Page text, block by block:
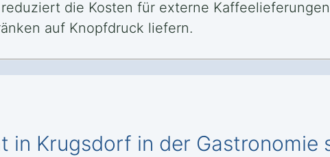
die Kosten für externe
auf Knopfdruck liefern.
in Krugsdorf in der Gastronomie